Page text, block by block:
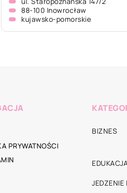
88-100 Inowrocław
kujawsko-pomorskie
PRYWATNOŚCI
BIZNES
JEDZENIE